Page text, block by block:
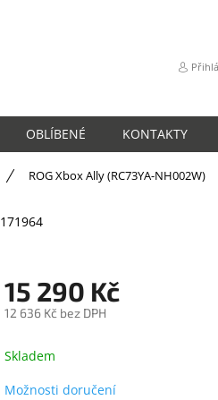
OBLÍBENÉ KONTAKTY
ROG Xbox Ally (RC73YA-NH002W)
171964
15 290 Kč
12 636 Kč bez DPH
cena:
Skladem
Možnosti doručení